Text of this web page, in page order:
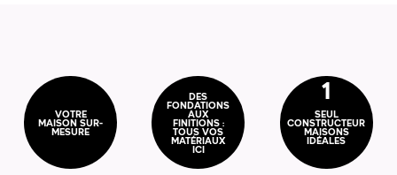
VOTRE
MAISON SUR-
MESURE
DES
FONDATIONS
AUX
FINITIONS :
TOUS VOS
MATÉRIAUX
ICI
1
SEUL
CONSTRUCTEUR
MAISONS
IDÉALES